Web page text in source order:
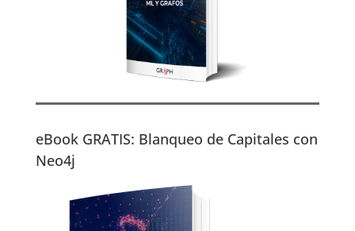
eBook GRATIS: Blanqueo de Capitales con
Neo4j